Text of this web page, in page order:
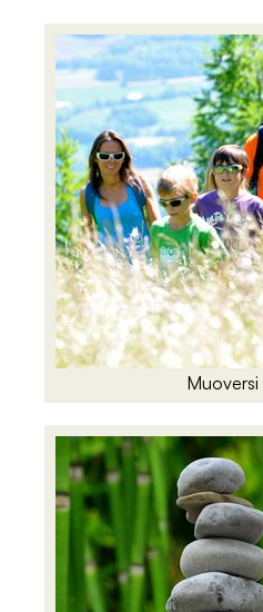
Muoversi